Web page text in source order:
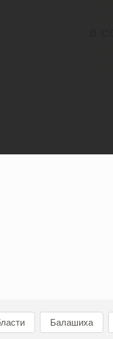
Балашиха